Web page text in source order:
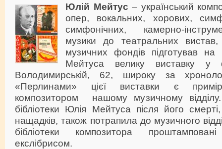
Юлій Мейтус – український
опер, вокальних, хорових,
симфонічних, камерно-
музики до театральних вистав,
музичних фондів підготував
Мейтуса велику виставку
Володимирській, 62, широку за
«Перлинами» цієї виставки є
композитором нашому музичному
бібліотеки Юлія Мейтуса після його
нащадків, також потрапила до музичного
бібліотеки композитора
екслібрисом.